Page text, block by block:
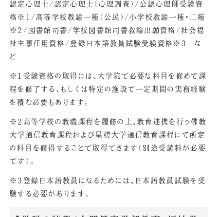
認定心理士/認定心理士（心理調査）/公認心理師受験資
格※1/高等学校教諭一種（公民）/小学校教諭一種・二種
※2/図書館司書/学校図書館司書教諭出願資格/社会福
祉主事任用資格/登録日本語教員試験受験資格※3 な
ど
※1受験資格の取得には、大学院で必要な科目を修めて課
程を修了する、もしくは特定の施設で一定期間の実務経験
を積む必要もあります。
※2高等学校の教職課程を履修の上、教育連携を行う佛教
大学通信教育課程および星槎大学通信教育課程にて所定
の科目を修得することで取得できます（別途受講料が必要
です）。
※3登録日本語教員になるためには、日本語教員試験を受
験する必要があります。